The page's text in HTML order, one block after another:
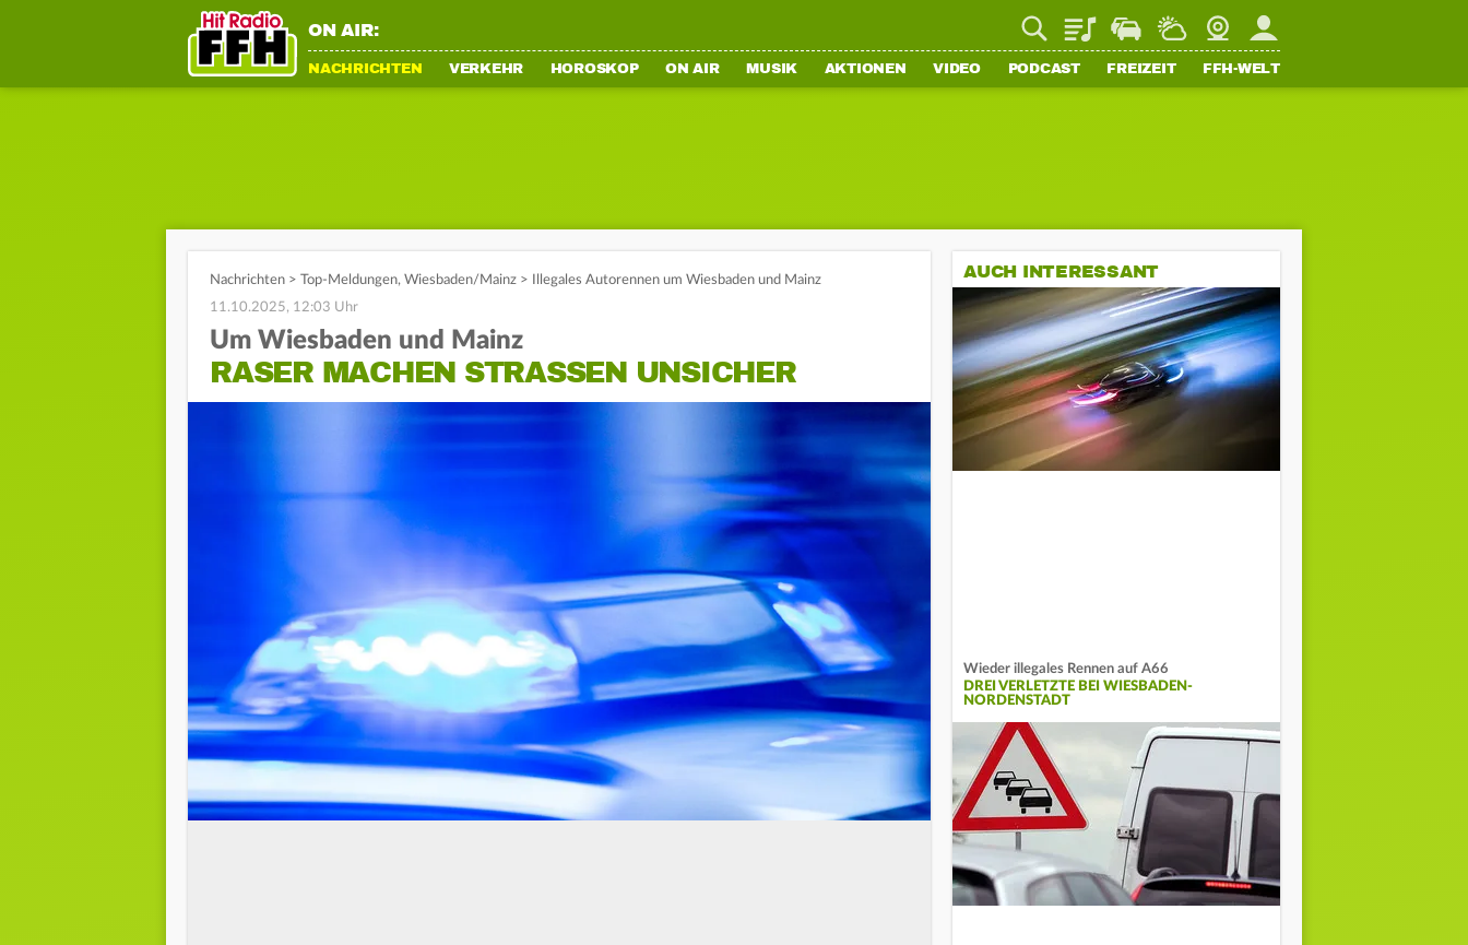
ON AIR: PlaylistStaupilotWetterWebcamMein FFH
NACHRICHTEN VERKEHR HOROSKOP ON AIR MUSIK AKTIONEN VIDEO PODCAST FREIZEIT FFH-WELT
Nachrichten > Top-Meldungen, Wiesbaden/Mainz >
Illegales Autorennen um Wiesbaden und Mainz
11.10.2025, 12:03 Uhr
Um Wiesbaden und Mainz
RASER MACHEN STRASSEN UNSICHER
AUCH INTERESSANT
Wieder illegales Rennen auf A66
DREI VERLETZTE BEI WIESBADEN-
NORDENSTADT